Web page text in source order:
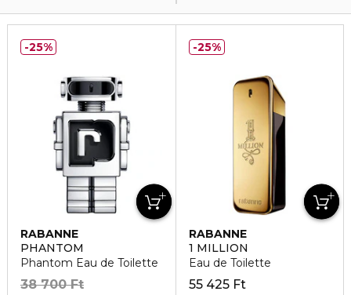
RABANNE
PHANTOM
Phantom Eau de Toilette
38 700 Ft
25%
RABANNE
1 MILLION
Eau de Toilette
55 425 Ft
25%